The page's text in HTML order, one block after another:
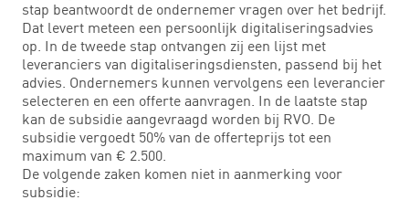
stap beantwoordt de ondernemer vragen over het bedrijf.
Dat levert meteen een persoonlijk digitaliseringsadvies
op. In de tweede stap ontvangen zij een lijst met
leveranciers van digitaliseringsdiensten, passend bij het
advies. Ondernemers kunnen vervolgens een leverancier
selecteren en een offerte aanvragen. In de laatste stap
kan de subsidie aangevraagd worden bij RVO. De
subsidie vergoedt 50% van de offerteprijs tot een
maximum van € 2.500.
De volgende zaken komen niet in aanmerking voor
subsidie: